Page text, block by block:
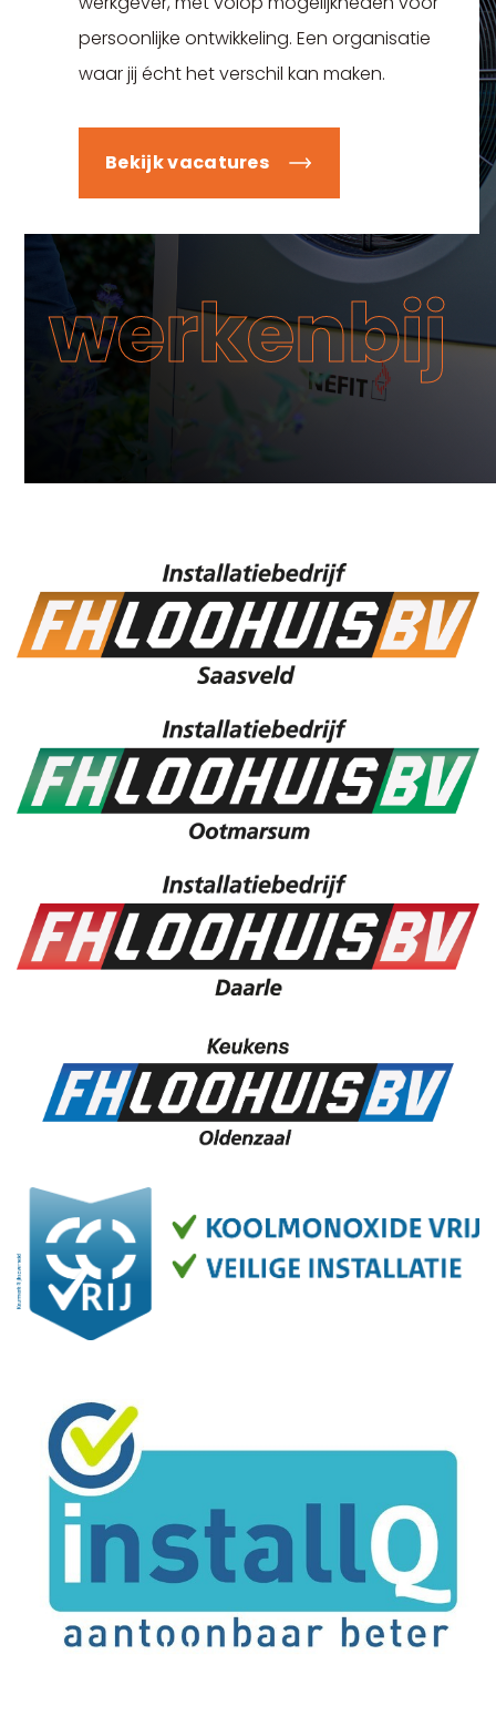
persoonlijke ontwikkeling. Een organisatie
waar jij écht het verschil kan maken.
Bekijk vacatures
werkenbij